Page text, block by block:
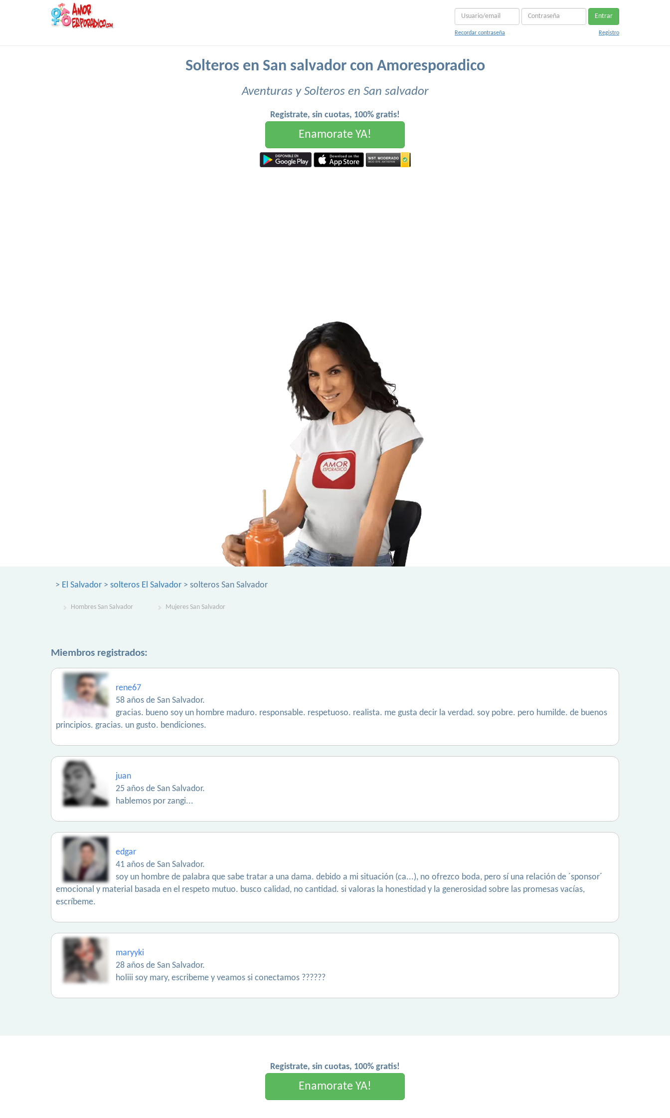
Entrar
Recordar contraseña Registro
Solteros en San salvador con Amoresporadico
Aventuras y Solteros en San salvador
Registrate, sin cuotas, 100% gratis!
Enamorate YA!
> El Salvador > solteros El Salvador > solteros San Salvador
Hombres San Salvador Mujeres San Salvador
Miembros registrados:
rene67
58 años de San Salvador.
gracias. bueno soy un hombre maduro. responsable. respetuoso. realista. me gusta decir la verdad. soy pobre. pero humilde. de buenos
principios. gracias. un gusto. bendiciones.
juan
25 años de San Salvador.
hablemos por zangi...
edgar
41 años de San Salvador.
soy un hombre de palabra que sabe tratar a una dama. debido a mi situación (ca...), no ofrezco boda, pero sí una relación de ´sponsor´
emocional y material basada en el respeto mutuo. busco calidad, no cantidad. si valoras la honestidad y la generosidad sobre las promesas vacías,
escríbeme.
maryyki
28 años de San Salvador.
holiii soy mary, escribeme y veamos si conectamos ??????
Registrate, sin cuotas, 100% gratis!
Enamorate YA!